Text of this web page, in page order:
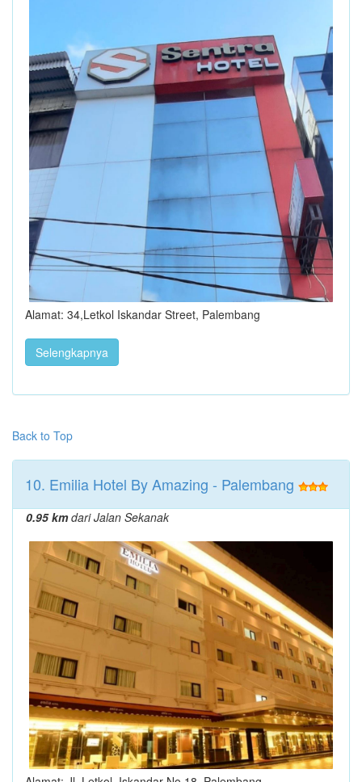
Alamat: 34,Letkol Iskandar Street, Palembang
Selengkapnya
Back to Top
10. Emilia Hotel By Amazing - Palembang
0.95 kmdari Jalan Sekanak